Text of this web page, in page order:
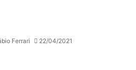
Ferrari
22/04/2021